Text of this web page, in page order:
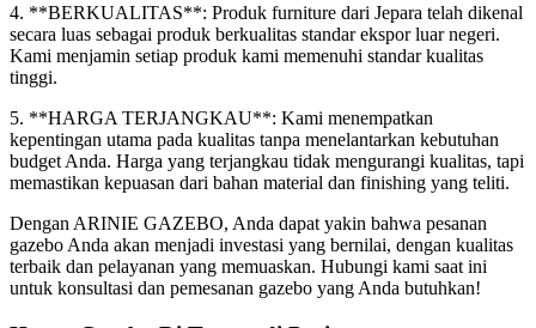
4. **BERKUALITAS**: Produk furniture dari Jepara telah dikenal
secara luas sebagai produk berkualitas standar ekspor luar negeri.
Kami menjamin setiap produk kami memenuhi standar kualitas
tinggi.
5. **HARGA TERJANGKAU**: Kami menempatkan
kepentingan utama pada kualitas tanpa menelantarkan kebutuhan
budget Anda. Harga yang terjangkau tidak mengurangi kualitas, tapi
memastikan kepuasan dari bahan material dan finishing yang teliti.
Dengan ARINIE GAZEBO, Anda dapat yakin bahwa pesanan
gazebo Anda akan menjadi investasi yang bernilai, dengan kualitas
terbaik dan pelayanan yang memuaskan. Hubungi kami saat ini
untuk konsultasi dan pemesanan gazebo yang Anda butuhkan!